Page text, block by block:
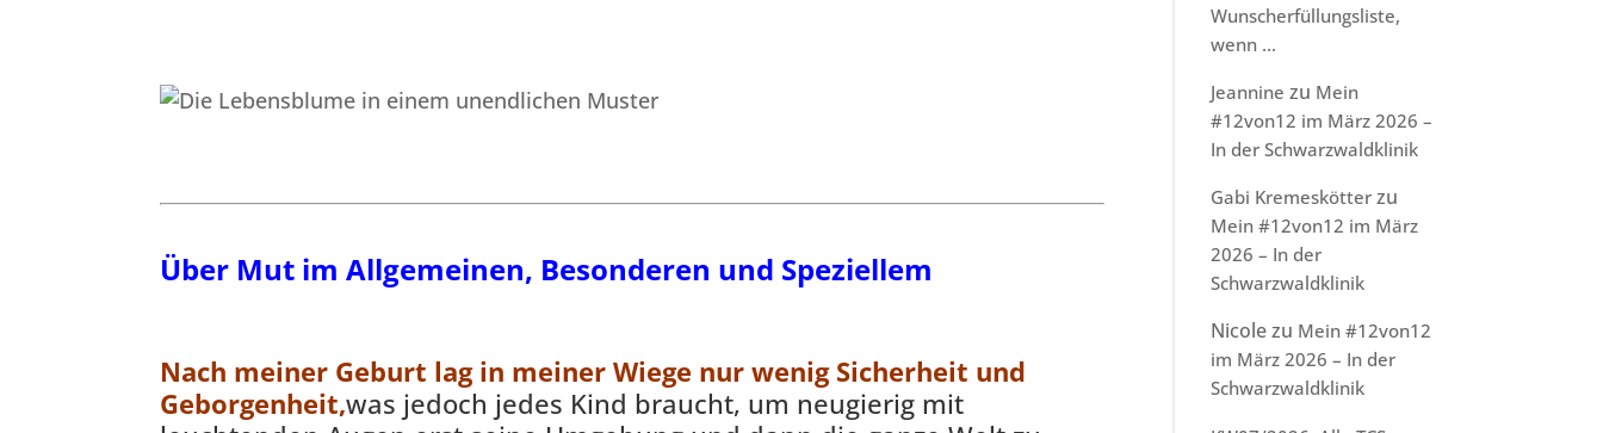
Über Mut im Allgemeinen, Besonderen und Speziellem
Nach meiner Geburt lag in meiner Wiege nur wenig Sicherheit und
Geborgenheit,was jedoch jedes Kind braucht, um neugierig mit
Wunscherfüllungsliste,
wenn …
Jeannine zu Mein
#12von12 im März 2026 –
In der Schwarzwaldklinik
Gabi Kremeskötter zu
Mein #12von12 im März
2026 – In der
Schwarzwaldklinik
Nicolezu Mein #12von12
im März 2026 – In der
Schwarzwaldklinik